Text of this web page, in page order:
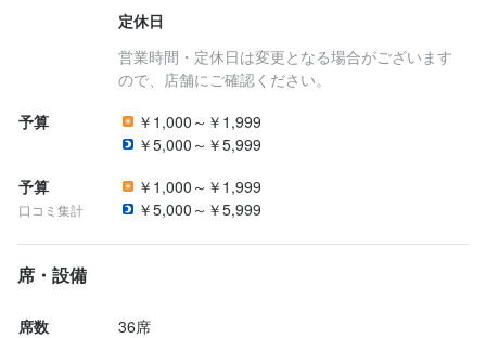
定休日
営業時間・定休日は変更となる場合がございます
ので、店舗にご確認ください。
予算
￥1,000～￥1,999
￥5,000～￥5,999
予算
口コミ集計
￥1,000～￥1,999
￥5,000～￥5,999
席・設備
席数 36席